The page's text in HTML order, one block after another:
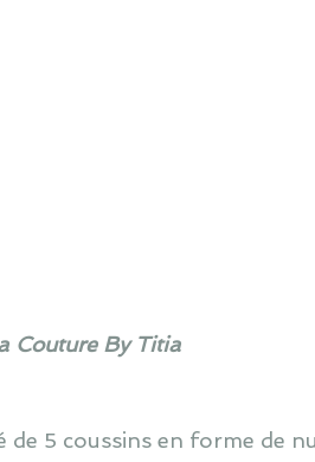
Couture By Titia
de 5 coussins en forme de